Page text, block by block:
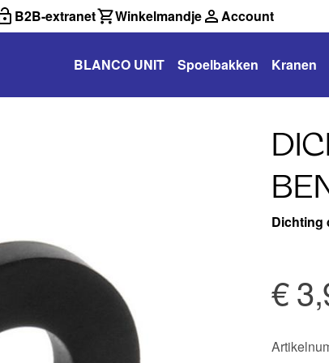
B2B-extranet Winkelmandje Account
BLANCO UNIT Spoelbakken Kranen
Dichting
€